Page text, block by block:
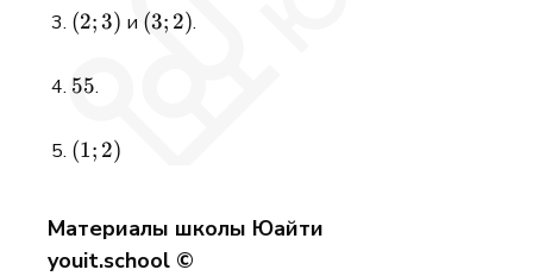
(2;3)
(2;3) и (3;2)
(3; 2).
55
55.
(1;2)
(1; 2)
Материалы школы Юайти
youit.school ©